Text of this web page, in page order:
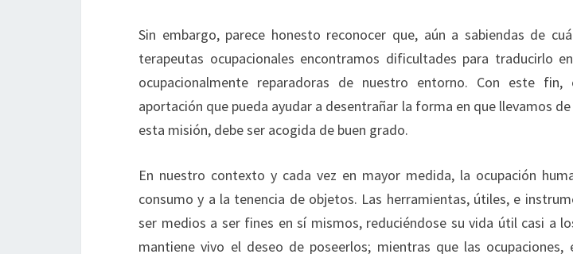
Sin embargo, parece honesto reconocer que, aún a sabiendas de
terapeutas ocupacionales encontramos dificultades para traducirlo
ocupacionalmente reparadoras de nuestro entorno. Con este fin,
aportación que pueda ayudar a desentrañar la forma en que llevamos
esta misión, debe ser acogida de buen grado.
En nuestro contexto y cada vez en mayor medida, la ocupación
consumo y a la tenencia de objetos. Las herramientas, útiles, e
ser medios a ser fines en sí mismos, reduciéndose su vida útil casi a
mantiene vivo el deseo de poseerlos; mientras que las